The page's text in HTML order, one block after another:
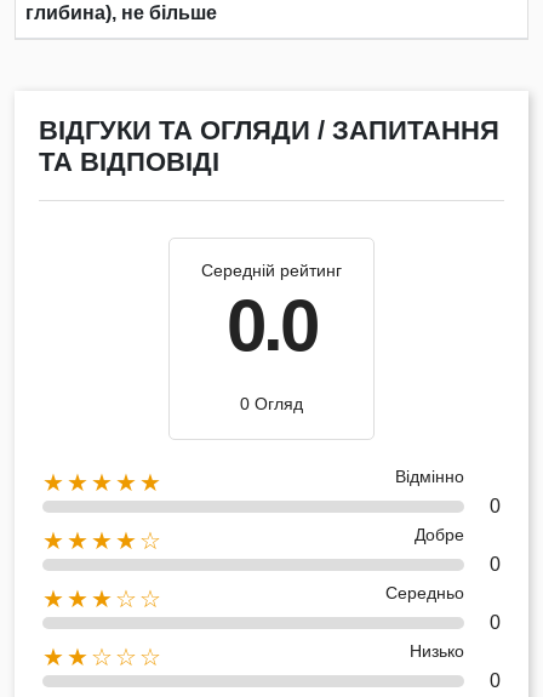
глибина), не більше
ВІДГУКИ ТА ОГЛЯДИ / ЗАПИТАННЯ
ТА ВІДПОВІДІ
Середній рейтинг
0.0
0 Огляд
★★★★★ Відмінно
0
★★★★☆ Добре
0
★★★☆☆ Середньо
0
★★☆☆☆ Низько
0